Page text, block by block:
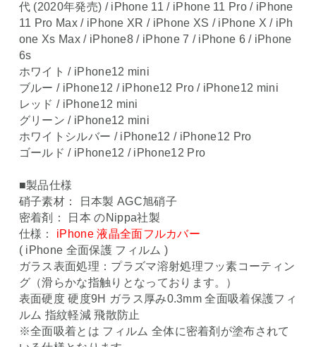
代 (2020年発売) / iPhone 11 / iPhone 11 Pro / iPhone
11 Pro Max / iPhone XR / iPhone XS / iPhone X / iPh
one Xs Max / iPhone8 / iPhone 7 / iPhone 6 / iPhone
6s
ホワイト / iPhone12 mini
ブルー / iPhone12 / iPhone12 Pro / iPhone12 mini
レッド / iPhone12 mini
グリーン / iPhone12 mini
ホワイトシルバー / iPhone12 / iPhone12 Pro
ゴールド / iPhone12 / iPhone12 Pro
■製品仕様
硝子素材： 日本製 AGC旭硝子
密着剤： 日本 のNippa社製
仕様：
iPhone 液晶全面フルカバー
( iPhone 全面保護 フィルム )
ガラス表面処理：プラズマ溶射処理フッ素コーティン
グ（滑らかな指触りとなっております。）
表面硬度 硬度9H ガラス厚み0.3mm 全面吸着保護フィ
ルム 指紋軽減 飛散防止
※全面吸着とは フィルム 全体に密着剤が塗布されて